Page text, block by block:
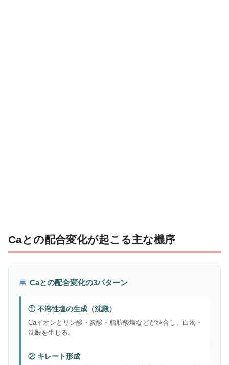
Caとの配合変化が起こる主な機序
Caとの配合変化の3パターン
① 不溶性塩の生成（沈殿）
Caイオンとリン酸・炭酸・脂肪酸塩などが結合し、白濁・
沈殿を生じる。
② キレート形成